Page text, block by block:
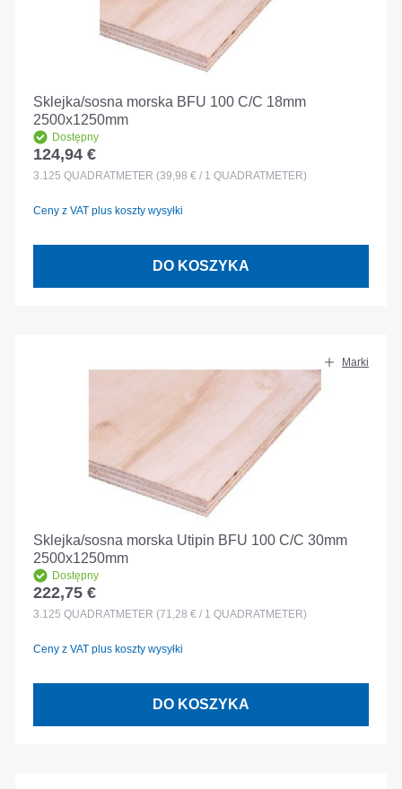
Sklejka/sosna morska BFU 100 C/C 18mm
2500x1250mm
Dostępny
Cena regularna:
124,94 €
3.125 QUADRATMETER (39,98 € / 1 QUADRATMETER)
Ceny z VAT plus koszty wysyłki
DO KOSZYKA
Marki
Sklejka/sosna morska Utipin BFU 100 C/C 30mm
2500x1250mm
Dostępny
Cena regularna:
222,75 €
3.125 QUADRATMETER (71,28 € / 1 QUADRATMETER)
Ceny z VAT plus koszty wysyłki
DO KOSZYKA